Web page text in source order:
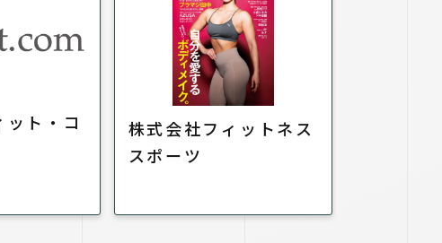
ト・コ
株式会社フィットネス
スポーツ